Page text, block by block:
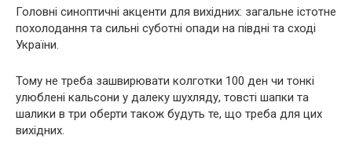
Головні синоптичні акценти для вихідних: загальне істотне
похолодання та сильні суботні опади на півдні та сході
України.
Тому не треба зашвирювати колготки 100 ден чи тонкі
улюблені кальсони у далеку шухляду, товсті шапки та
шалики в три оберти також будуть те, що треба для цих
вихідних.